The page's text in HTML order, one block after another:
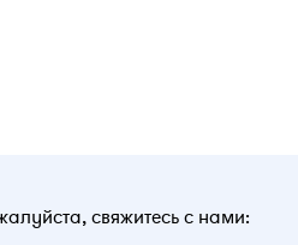
свяжитесь с нами: